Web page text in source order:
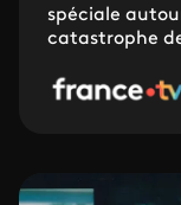
spéciale
catastrophe